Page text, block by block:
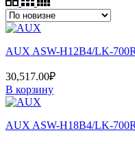
AUX ASW-H12B4/LK-
30,517.00₽
В корзину
AUX ASW-H18B4/LK-